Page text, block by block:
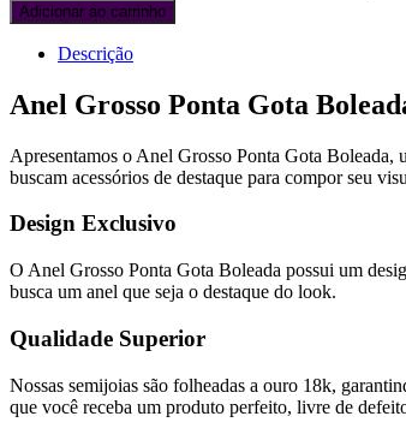
Adicionar ao carrinho
Descrição
Anel Grosso Ponta Gota
Apresentamos o Anel Grosso Ponta Gota Boleada,
buscam acessórios de destaque para compor seu
Design Exclusivo
O Anel Grosso Ponta Gota Boleada possui um
busca um anel que seja o destaque do look.
Qualidade Superior
Nossas semijoias são folheadas a ouro 18k,
que você receba um produto perfeito, livre de